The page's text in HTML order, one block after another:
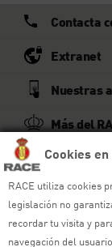
Cookies en
RACE utiliza cookies
legislación no
recordar tu visita y
navegación del
Contacta
Extranet
Nuestras
Más del